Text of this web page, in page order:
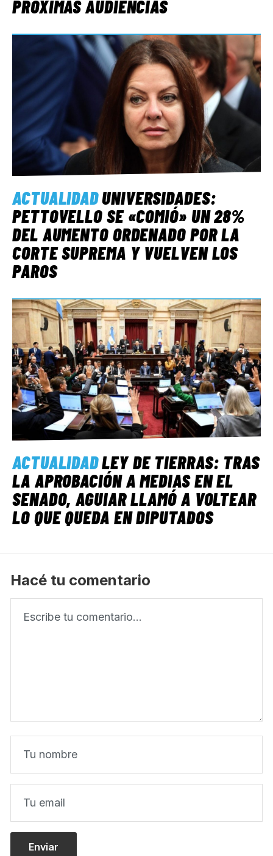
PRÓXIMAS AUDIENCIAS
ACTUALIDADUNIVERSIDADES:
PETTOVELLO SE «COMIÓ» UN 28%
DEL AUMENTO ORDENADO POR LA
CORTE SUPREMA Y VUELVEN LOS
PAROS
ACTUALIDADLEY DE TIERRAS: TRAS
LA APROBACIÓN A MEDIAS EN EL
SENADO, AGUIAR LLAMÓ A VOLTEAR
LO QUE QUEDA EN DIPUTADOS
Hacé tu comentario